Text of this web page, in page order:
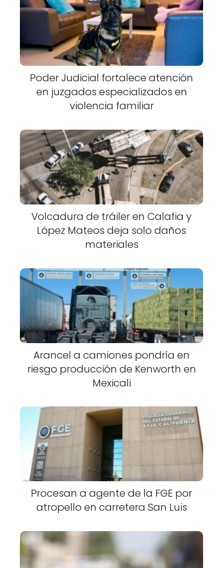
Poder Judicial fortalece atención
en juzgados especializados en
violencia familiar
Volcadura de tráiler en Calafia y
López Mateos deja solo daños
materiales
Arancel a camiones pondría en
riesgo producción de Kenworth en
Mexicali
Procesan a agente de la FGE por
atropello en carretera San Luis